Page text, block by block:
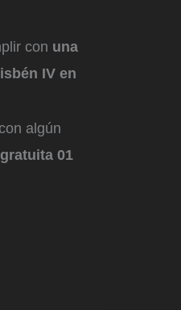
con una
IV en
algún
01